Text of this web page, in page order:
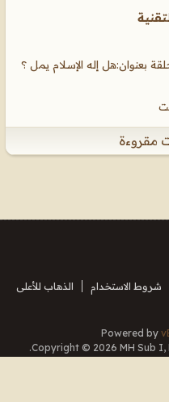
بعنوان:هل إله الإسلام يمل ؟
مقروءة
شروط الاستخدام الذهاب للأعلى
Powered by
Copyright © 2026 MH Sub I,